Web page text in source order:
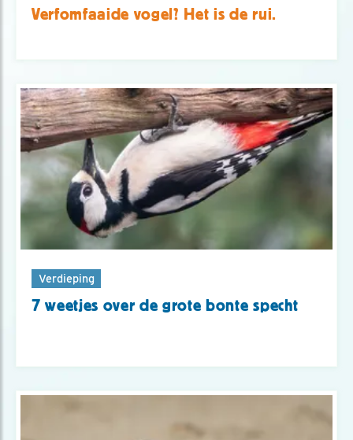
Verfomfaaide vogel? Het is de rui.
Verdieping
7 weetjes over de grote bonte specht